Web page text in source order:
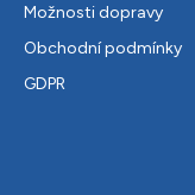
Možnosti dopravy
Obchodní podmínky
GDPR